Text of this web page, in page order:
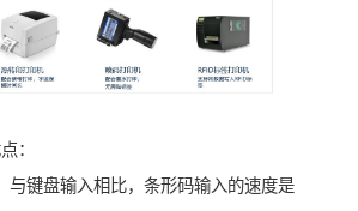
：
与键盘输入相比，条形码输入的速度是